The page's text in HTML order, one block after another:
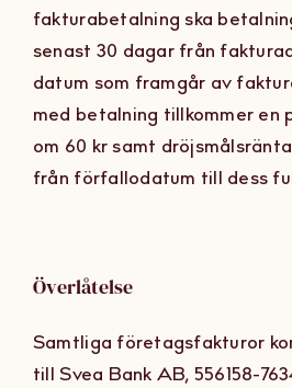
fakturabetalning ska
senast 30 dagar från
datum som framgår av
med betalning tillkommer en
om 60 kr samt
från förfallodatum till dess
Överlåtelse
Samtliga företagsfakturor
till Svea Bank AB, 556158-